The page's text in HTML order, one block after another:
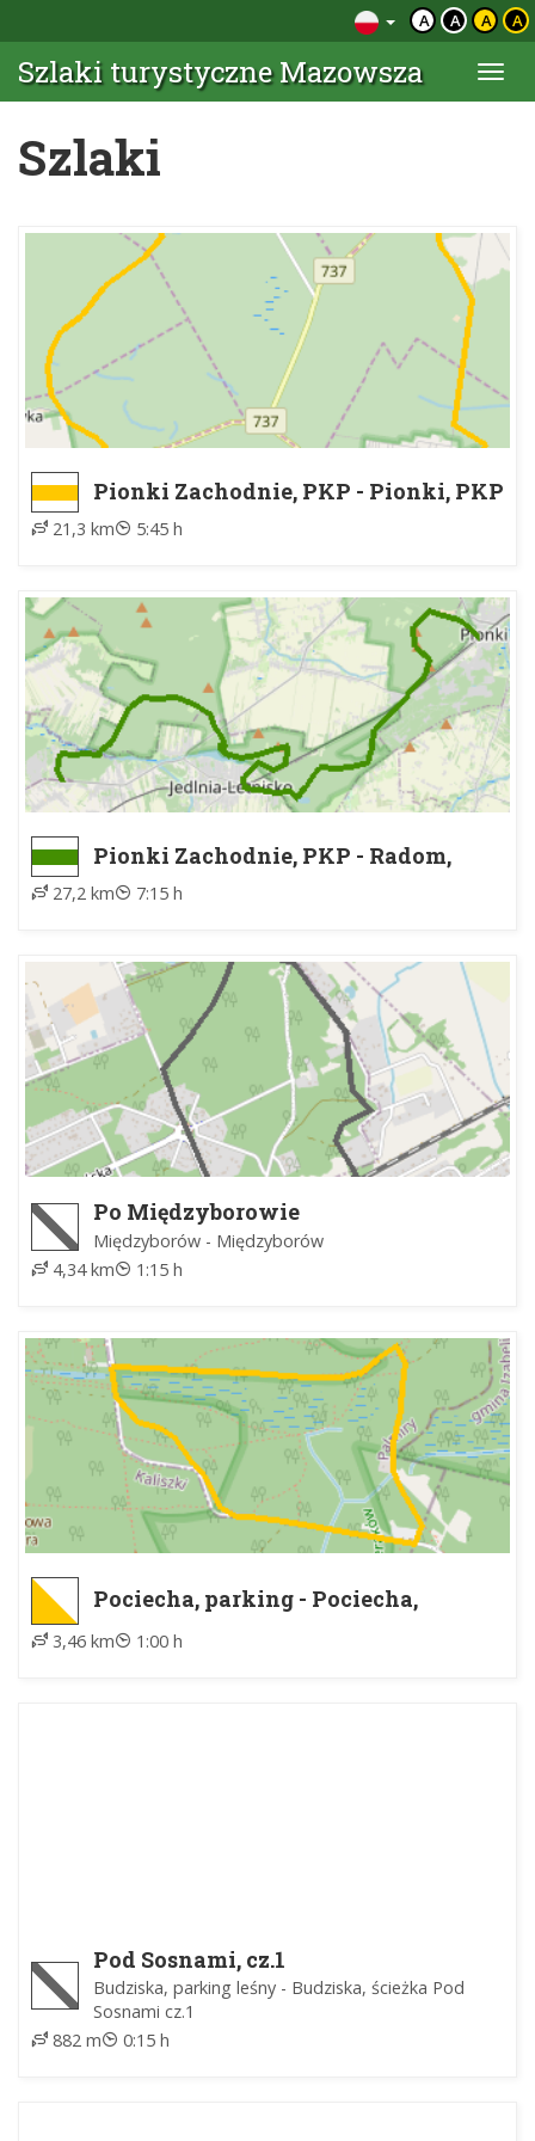
A A A A
Szlaki turystyczne Mazowsza
Szlaki
Pionki Zachodnie, PKP - Pionki, PKP
21,3 km 5:45 h
Pionki Zachodnie, PKP - Radom,
27,2 km 7:15 h
Po Międzyborowie
Międzyborów - Międzyborów
4,34 km
1:15 h
Pociecha, parking - Pociecha,
3,46 km 1:00 h
Pod Sosnami, cz.1
Budziska, parking leśny - Budziska, ścieżka Pod
Sosnami cz.1
882 m
0:15 h